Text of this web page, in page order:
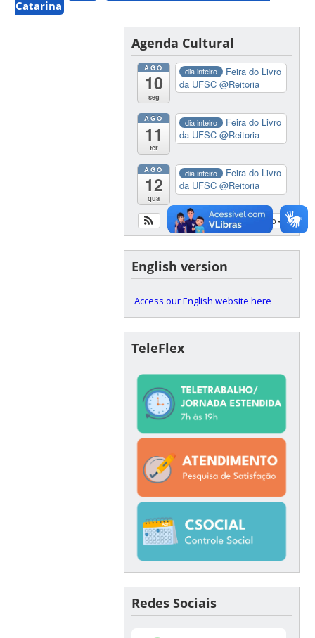
Catarina
Agenda Cultural
AGO
10
seg
dia inteiro
Feira do Livro
da UFSC@Reitoria
AGO
11
ter
dia inteiro
Feira do Livro
da UFSC@Reitoria
AGO
12
qua
dia inteiro
Feira do Livro
da UFSC@Reitoria
Ver calendário
English version
Access our English website here
TeleFlex
Redes Sociais